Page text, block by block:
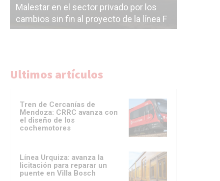
Malestar en el sector privado por los
cambios sin fin al proyecto de la línea F
Ultimos artículos
Tren de Cercanías de
Mendoza: CRRC avanza con
el diseño de los
cochemotores
Línea Urquiza: avanza la
licitación para reparar un
puente en Villa Bosch